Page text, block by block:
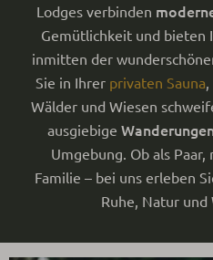
Lodges verbinden
Gemütlichkeit und bieten
inmitten der
Sie in Ihrer privaten Sauna
Wälder und Wiesen
ausgiebige
Umgebung. Ob als
Familie – bei uns erleben
Ruhe, Natur